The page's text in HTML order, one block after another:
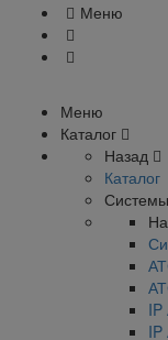
Меню
Меню
Каталог
Назад
Каталог
IP
IP